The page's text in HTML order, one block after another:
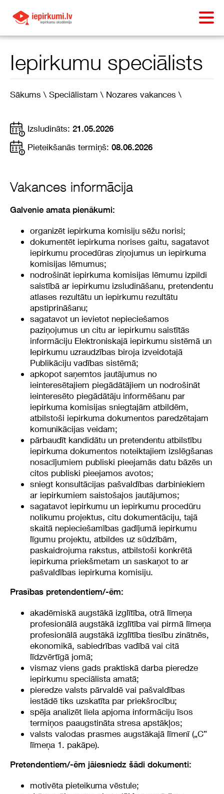
Iepirkumu speciālists
Sākums \ Speciālistam \ Nozares vakances \
Izsludināts: 21.05.2026
Pieteikšanās termiņš: 08.06.2026
Vakances informācija
Galvenie amata pienākumi:
organizēt iepirkuma komisiju sēžu norisi;
dokumentēt iepirkuma norises gaitu, sagatavot
iepirkumu procedūras ziņojumus un iepirkuma
komisijas lēmumus;
nodrošināt iepirkuma komisijas lēmumu izpildi
saistībā ar iepirkumu izsludināšanu, pretendentu
atlases rezultātu un iepirkumu rezultātu
apstiprināšanu;
sagatavot un ievietot nepieciešamos
paziņojumus un citu ar iepirkumu saistītās
informāciju Elektroniskajā iepirkumu sistēmā un
Iepirkumu uzraudzības biroja izveidotajā
Publikāciju vadības sistēmā;
apkopot saņemtos jautājumus no
ieinteresētajiem piegādātājiem un nodrošināt
ieinteresēto piegādātāju informēšanu par
iepirkuma komisijas sniegtajām atbildēm,
atbilstoši iepirkuma dokumentos paredzētajam
komunikācijas veidam;
pārbaudīt kandidātu un pretendentu atbilstību
iepirkuma dokumentos noteiktajiem izslēgšanas
nosacījumiem publiski pieejamās datu bāzēs un
citos publiski pieejamos avotos;
sniegt konsultācijas pašvaldības darbiniekiem
ar iepirkumiem saistošajos jautājumos;
sagatavot iepirkumu un iepirkumu procedūru
nolikumu projektus, citu dokumentāciju, tajā
skaitā nepieciešamības gadījumā iepirkumu
līgumu projektu, atbildes uz sūdzībām,
paskaidrojuma rakstus, atbilstoši konkrētā
iepirkuma priekšmetam un saskaņot to ar
pašvaldības iepirkuma komisiju.
Prasības pretendentiem/-ēm:
akadēmiskā augstākā izglītība, otrā līmeņa
profesionālā augstākā izglītība vai pirmā līmeņa
profesionālā augstākā izglītība tiesību zinātnēs,
ekonomikā, sabiedrības vadībā vai citā
līdzvērtīgā jomā;
vismaz viens gads praktiskā darba pieredze
iepirkumu speciālista amatā;
pieredze valsts pārvaldē vai pašvaldības
iestādē tiks uzskatīta par priekšrocību;
spēja analizēt liela apjoma informāciju īsos
termiņos paaugstināta stresa apstākļos;
valsts valodas prasmes augstākajā līmenī („C”
līmeņa 1. pakāpe).
Pretendentiem/-ēm jāiesniedz šādi dokumenti:
motivēta pieteikuma vēstule;